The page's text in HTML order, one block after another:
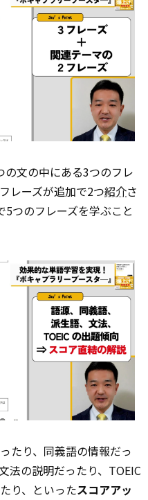
文の中にある3つのフレ
レーズが追加で2つ紹介さ
つのフレーズを学ぶこと
たり、同義語の情報だっ
法の説明だったり、TOEIC
り、といったスコアアッ